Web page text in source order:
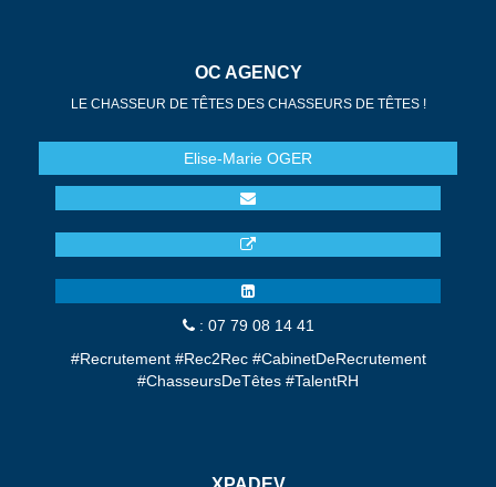
OC AGENCY
LE CHASSEUR DE TÊTES DES CHASSEURS DE TÊTES !
Elise-Marie OGER
: 07 79 08 14 41
#Recrutement #Rec2Rec #CabinetDeRecrutement
#ChasseursDeTêtes #TalentRH